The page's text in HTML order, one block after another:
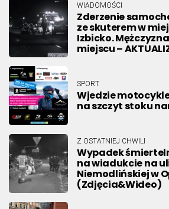
WIADOMOŚCI
Zderzenie
ze skuterem w
Izbicko.
miejscu –
SPORT
Wjedzie
na szczyt stoku
Z OSTATNIEJ CHWILI
Wypadek
na wiadukcie na
Niemodlińskiej w
(Zdjęcia&Wideo)